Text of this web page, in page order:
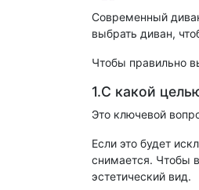
Современный
выбрать диван,
Чтобы правильно
1.С какой
Это ключевой
Если это будет
снимается. Чтобы
эстетический вид.